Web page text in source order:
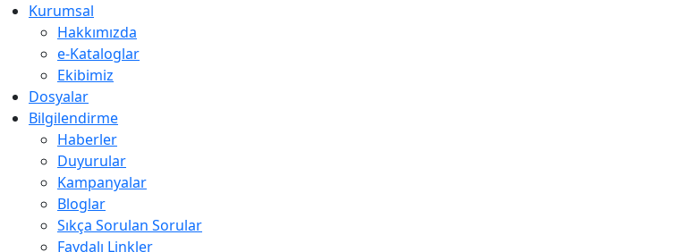
Kurumsal
Hakkımızda
e-Kataloglar
Ekibimiz
Dosyalar
Bilgilendirme
Haberler
Duyurular
Kampanyalar
Bloglar
Sıkça Sorulan Sorular
Faydalı Linkler